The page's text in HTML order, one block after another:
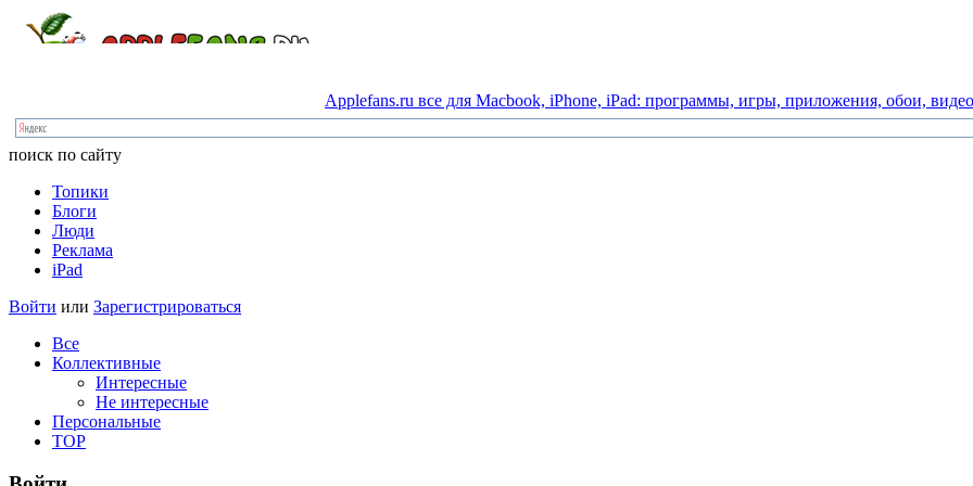
Applefans.ru все для Macbook, iPhone, iPad: программы, игры, приложения, обои, видео
поиск по сайту
Топики
Блоги
Люди
Реклама
iPad
Войти или Зарегистрироваться
Все
Коллективные
Интересные
Не интересные
Персональные
TOP